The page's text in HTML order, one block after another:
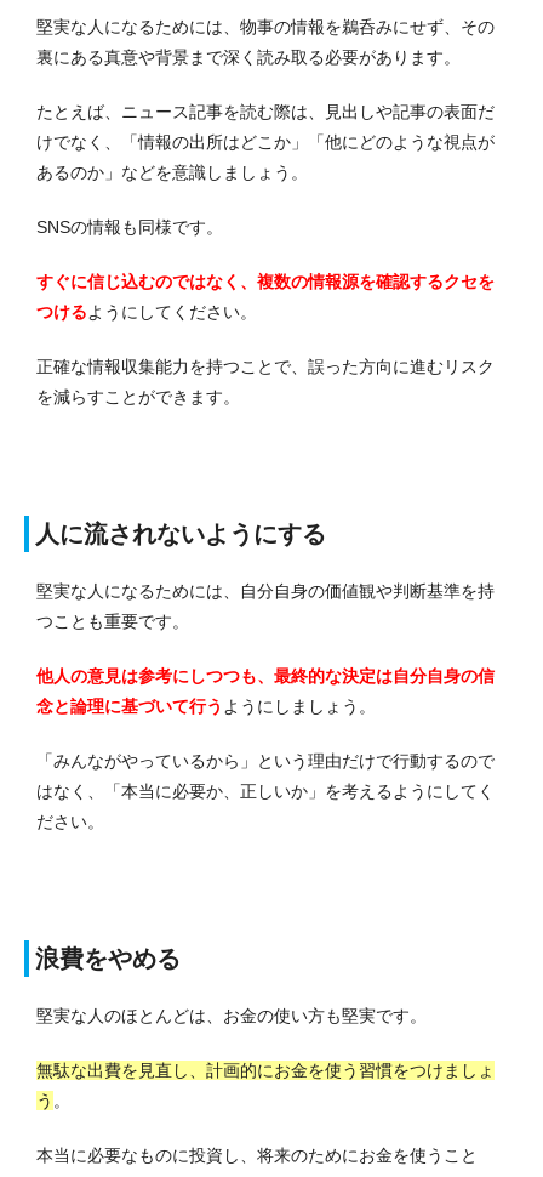
堅実な人になるためには、物事の情報を鵜呑みにせず、その
裏にある真意や背景まで深く読み取る必要があります。
たとえば、ニュース記事を読む際は、見出しや記事の表面だ
けでなく、「情報の出所はどこか」「他にどのような視点が
あるのか」などを意識しましょう。
SNSの情報も同様です。
すぐに信じ込むのではなく、複数の情報源を確認するクセを
つけるようにしてください。
正確な情報収集能力を持つことで、誤った方向に進むリスク
を減らすことができます。
人に流されないようにする
堅実な人になるためには、自分自身の価値観や判断基準を持
つことも重要です。
他人の意見は参考にしつつも、最終的な決定は自分自身の信
念と論理に基づいて行う ようにしましょう。
「みんながやっているから」という理由だけで行動するので
はなく、「本当に必要か、正しいか」を考えるようにしてく
ださい。
浪費をやめる
堅実な人のほとんどは、お金の使い方も堅実です。
無駄な出費を見直し、計画的にお金を使う習慣をつけましょ
う 。
本当に必要なものに投資し、将来のためにお金を使うこと